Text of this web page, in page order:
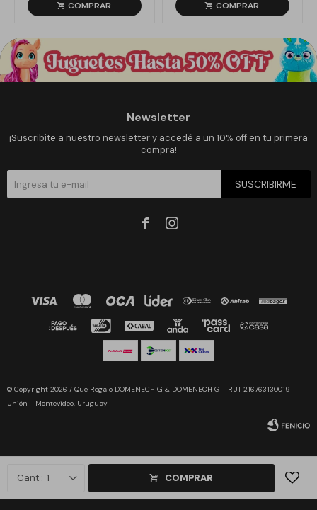
1 COMPRAR
Newsletter
¡Suscribite a nuestro newsletter y accedé a un 10% off en tu primera
compra!
SUSCRIBIRME
 
© Copyright 2026 / Que Regalo DOMENECH G & DOMENECH G - RUT 216763130019 -
Unión - Montevideo, Uruguay